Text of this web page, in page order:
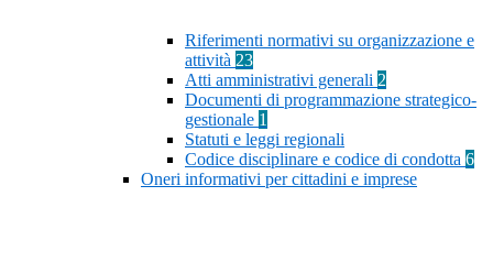
Riferimenti normativi su organizzazione e
attività 23
Atti amministrativi generali 2
Documenti di programmazione strategico-
gestionale 1
Statuti e leggi regionali
Codice disciplinare e codice di condotta 6
Oneri informativi per cittadini e imprese